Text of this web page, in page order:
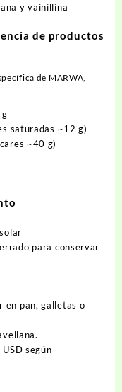
y vainillina
de productos
de MARWA,
saturadas ~12 g)
~40 g)
para conservar
en pan, galletas o
según